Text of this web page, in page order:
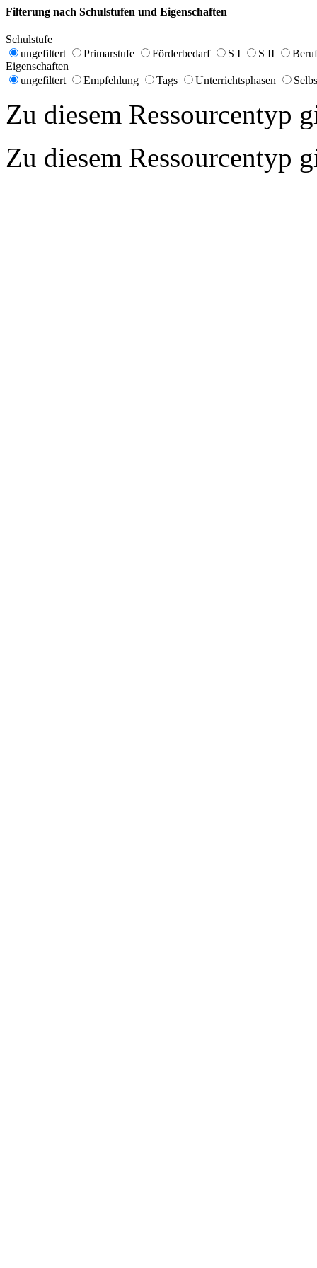
Filterung nach Schulstufen und Eigenschaften
Schulstufe
ungefiltert
Primarstufe Förderbedarf S I S II
Eigenschaften
ungefiltert
Empfehlung Tags Unterrichtsphasen
Zu diesem Ressourcentyp
Zu diesem Ressourcentyp